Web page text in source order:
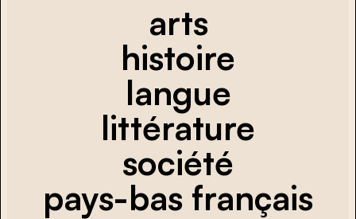
arts
histoire
langue
littérature
société
pays-bas français